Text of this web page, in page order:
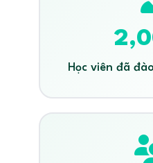
Học viên đã